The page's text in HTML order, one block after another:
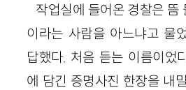
작업실에 들어온 경찰은 뜸
이라는 사람을 아느냐고 물
답했다. 처음 듣는 이름이었
에 담긴 증명사진 한장을 내